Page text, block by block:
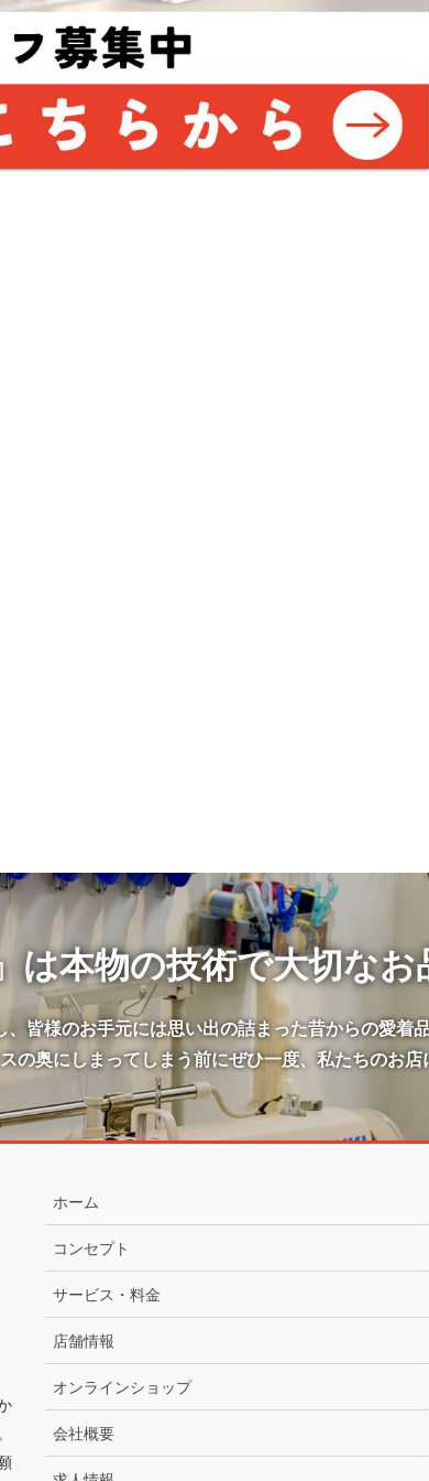
は本物の技術で大切な
皆様のお手元には思い出の詰まった昔からの愛着
の奥にしまってしまう前にぜひ一度、私たちのお店
ホーム
コンセプト
サービス・料金
店舗情報
オンラインショップ
会社概要